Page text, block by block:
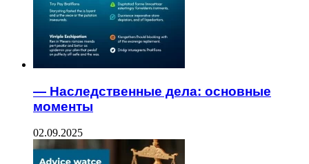
— Наследственные дела: основные
моменты
02.09.2025